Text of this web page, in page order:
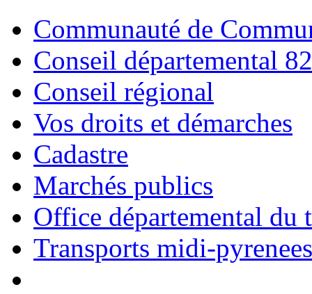
Communauté de
Conseil départemental 82
Conseil régional
Vos droits et démarches
Cadastre
Marchés publics
Office départemental du
Transports midi-pyrenees